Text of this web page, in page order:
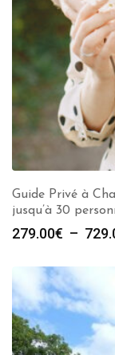
Guide Privé à
jusqu’à 30
279.00€ –